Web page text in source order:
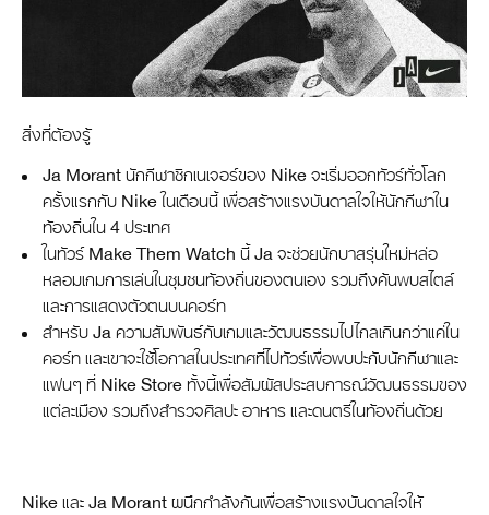
สิ่งที่ต้องรู้
Ja Morant นักกีฬาซิกเนเจอร์ของ Nike จะเริ่มออกทัวร์ทั่วโลก
ครั้งแรกกับ Nike ในเดือนนี้ เพื่อสร้างแรงบันดาลใจให้นักกีฬาใน
ท้องถิ่นใน 4 ประเทศ
ในทัวร์ Make Them Watch นี้ Ja จะช่วยนักบาสรุ่นใหม่หล่อ
หลอมเกมการเล่นในชุมชนท้องถิ่นของตนเอง รวมถึงค้นพบสไตล์
และการแสดงตัวตนบนคอร์ท
สำหรับ Ja ความสัมพันธ์กับเกมและวัฒนธรรมไปไกลเกินกว่าแค่ใน
คอร์ท และเขาจะใช้โอกาสในประเทศที่ไปทัวร์เพื่อพบปะกับนักกีฬาและ
แฟนๆ ที่ Nike Store ทั้งนี้เพื่อสัมผัสประสบการณ์วัฒนธรรมของ
แต่ละเมือง รวมถึงสำรวจศิลปะ อาหาร และดนตรีในท้องถิ่นด้วย
Nike และ Ja Morant ผนึกกำลังกันเพื่อสร้างแรงบันดาลใจให้